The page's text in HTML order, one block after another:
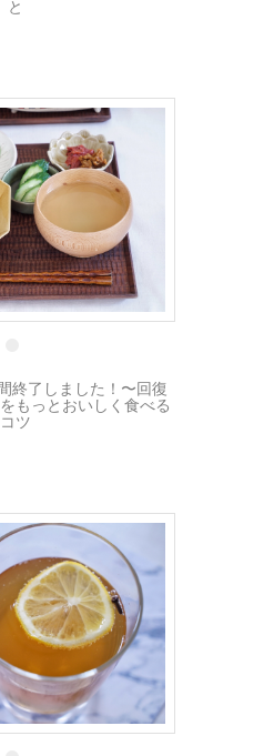
と
25 5月
終了しました！〜回復
もっとおいしく食べる
コツ
22 5月